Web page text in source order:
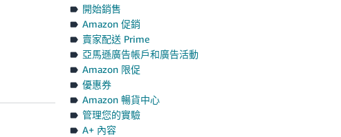
開始銷售
Amazon 促銷
賣家配送 Prime
亞馬遜廣告帳戶和廣告活動
Amazon 限促
優惠券
Amazon 暢貨中心
管理您的實驗
A+ 內容